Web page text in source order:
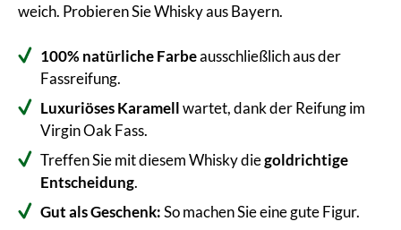
weich. Probieren Sie Whisky aus Bayern.
100% natürliche Farbeausschließlich aus der
Fassreifung.
Luxuriöses Karamellwartet, dank der Reifung im
Virgin Oak Fass.
Treffen Sie mit diesem Whisky diegoldrichtige
Entscheidung.
Gut als Geschenk:So machen Sie eine gute Figur.